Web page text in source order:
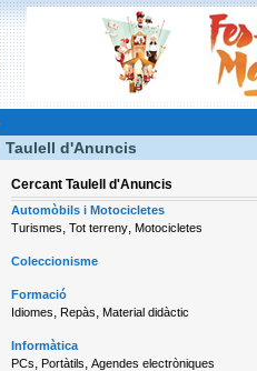
Taulell d'Anuncis
Cercant Taulell d'Anuncis
Automòbils i Motocicletes
Turismes, Tot terreny, Motocicletes
Coleccionisme
Formació
Idiomes, Repàs, Material didàctic
Informàtica
PCs, Portàtils, Agendes electròniques